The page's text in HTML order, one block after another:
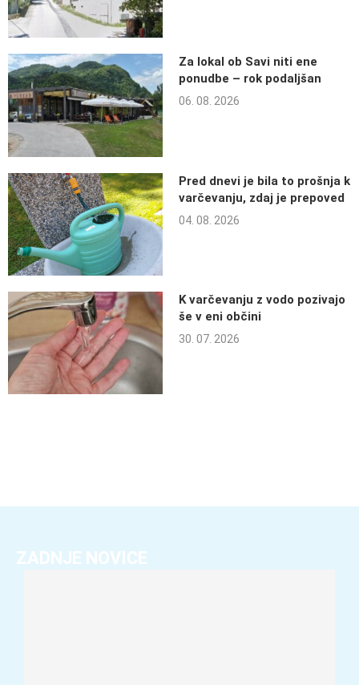
Za lokal ob Savi niti ene
ponudbe – rok podaljšan
06. 08. 2026
Pred dnevi je bila to prošnja k
varčevanju, zdaj je prepoved
04. 08. 2026
K varčevanju z vodo pozivajo
še v eni občini
30. 07. 2026
ZADNJE NOVICE